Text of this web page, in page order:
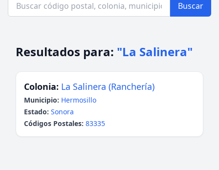
Buscar
Resultados para: "La Salinera"
Colonia: La Salinera (Ranchería)
Municipio: Hermosillo
Estado: Sonora
Códigos Postales: 83335